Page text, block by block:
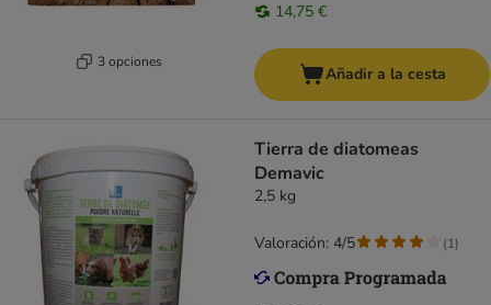
3 opciones
14,75 €
Añadir a la cesta
Tierra de diatomeas
Demavic
2,5 kg
Valoración: 4/5 (1)